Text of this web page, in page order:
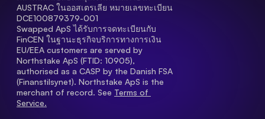
AUSTRAC ในออสเตรเลีย หมายเลขทะเบียน
DCE100879379-001
Swapped ApS ได้รับการจดทะเบียนกับ
FinCEN ในฐานะธุรกิจบริการทางการเงิน
EU/EEA customers are served by
Northstake ApS (FTID: 10905),
authorised as a CASP by the Danish FSA
(Finanstilsynet). Northstake ApS is the
merchant of record. See Terms of
Service.